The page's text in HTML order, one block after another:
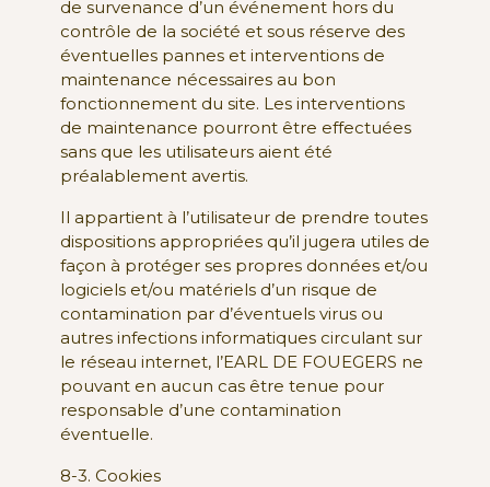
de survenance d’un événement hors du
contrôle de la société et sous réserve des
éventuelles pannes et interventions de
maintenance nécessaires au bon
fonctionnement du site. Les interventions
de maintenance pourront être effectuées
sans que les utilisateurs aient été
préalablement avertis.
Il appartient à l’utilisateur de prendre toutes
dispositions appropriées qu’il jugera utiles de
façon à protéger ses propres données et/ou
logiciels et/ou matériels d’un risque de
contamination par d’éventuels virus ou
autres infections informatiques circulant sur
le réseau internet, l’EARL DE FOUEGERS ne
pouvant en aucun cas être tenue pour
responsable d’une contamination
éventuelle.
8-3. Cookies